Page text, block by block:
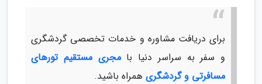
برای دریافت مشاوره و خدمات تخصصی گردشگری
و سفر به سراسر دنیا بامجری مستقیم تورهای
مسافرتی و گردشگری همراه باشید.